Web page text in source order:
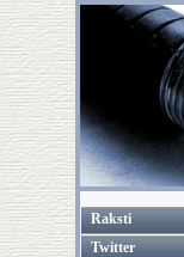
Raksti
Twitter